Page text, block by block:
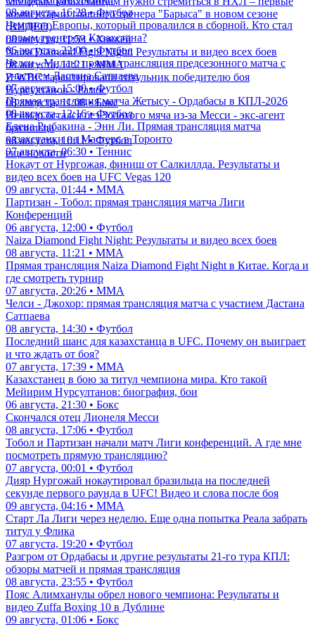
комментарии главного тренера "Барыса" в новом сезоне
(ВИДЕО)
08 августа, 11:53 • Хоккей
Naiza Diamond Fight Night: Результаты и видео всех боев
08 августа, 11:21 • ММА
В WBC гарантировали титульник победителю боя
Нурсултанов - Рамос
08 августа, 11:08 • Бокс
Неймар остался без Золотого мяча из-за Месси - экс-агент
бразильца
08 августа, 10:11 • Футбол
еще новости
08 августа, 16:28 • Футбол
Чемпион Европы, который провалился в сборной. Кто стал
новым тренером Казахстана?
06 августа, 22:00 • Футбол
Челси - Милан: прямая трансляция предсезонного матча с
участием Дастана Сатпаева
07 августа, 15:00 • Футбол
Прямая трансляция матча Жетысу - Ордабасы в КПЛ-2026
08 августа, 12:16 • Футбол
Елена Рыбакина - Энн Ли. Прямая трансляция матча
казахстанки на Мастерс в Торонто
07 августа, 06:30 • Теннис
Нокаут от Нургожая, финиш от Салкиллда. Результаты и
видео всех боев на UFC Vegas 120
09 августа, 01:44 • ММА
Партизан - Тобол: прямая трансляция матча Лиги
Конференций
06 августа, 12:00 • Футбол
Naiza Diamond Fight Night: Результаты и видео всех боев
08 августа, 11:21 • ММА
Прямая трансляция Naiza Diamond Fight Night в Китае. Когда и
где смотреть турнир
07 августа, 20:26 • ММА
Челси - Джохор: прямая трансляция матча с участием Дастана
Сатпаева
08 августа, 14:30 • Футбол
Последний шанс для казахстанца в UFC. Почему он выиграет
и что ждать от боя?
07 августа, 17:39 • ММА
Казахстанец в бою за титул чемпиона мира. Кто такой
Мейирим Нурсултанов: биография, бои
06 августа, 21:30 • Бокс
Скончался отец Лионеля Месси
08 августа, 17:06 • Футбол
Тобол и Партизан начали матч Лиги конференций. А где мне
посмотреть прямую трансляцию?
07 августа, 00:01 • Футбол
Дияр Нургожай нокаутировал бразильца на последней
секунде первого раунда в UFC! Видео и слова после боя
09 августа, 04:16 • ММА
Старт Ла Лиги через неделю. Еще одна попытка Реала забрать
титул у Флика
07 августа, 19:20 • Футбол
Разгром от Ордабасы и другие результаты 21-го тура КПЛ:
обзоры матчей и прямая трансляция
08 августа, 23:55 • Футбол
Пояс Алимханулы обрел нового чемпиона: Результаты и
видео Zuffa Boxing 10 в Дублине
09 августа, 01:06 • Бокс